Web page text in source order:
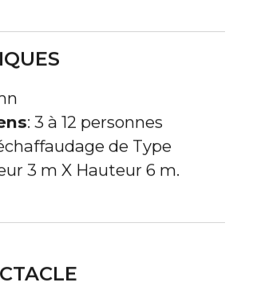
: 3 à 12 personnes
de Type
3 m X Hauteur 6 m.